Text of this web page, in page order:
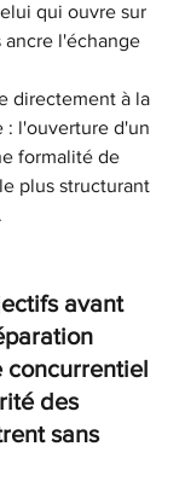
qui ouvre sur
ancre l'échange
directement à la
: l'ouverture d'un
formalité de
plus structurant
avant
concurrentiel
des
sans